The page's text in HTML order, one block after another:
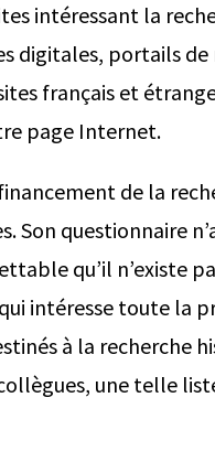
intéressant la
digitales, portails de
français et
page Internet.
de la
Son questionnaire
qu’il n’existe
intéresse toute la
à la recherche
une telle